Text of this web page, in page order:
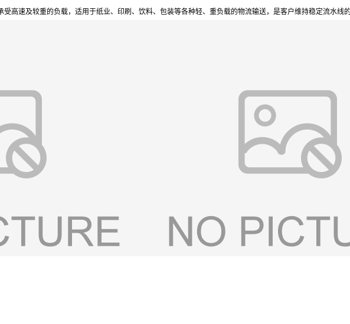
高速及较重的负载，适用于纸业、印刷、饮料、包装等各种轻、重负载的物流输送，是客户维持稳定流水线的